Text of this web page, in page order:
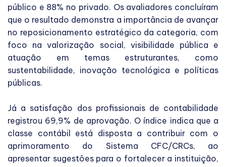
público e 88% no privado. Os avaliadores concluíram
que o resultado demonstra a importância de avançar
no reposicionamento estratégico da categoria, com
foco na valorização social, visibilidade pública e
atuação em temas estruturantes, como
sustentabilidade, inovação tecnológica e políticas
públicas.
Já a satisfação dos profissionais de contabilidade
registrou 69,9% de aprovação. O índice indica que a
classe contábil está disposta a contribuir com o
aprimoramento do Sistema CFC/CRCs, ao
apresentar sugestões para o fortalecer a instituição,